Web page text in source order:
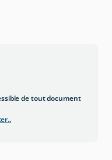
de tout document
.